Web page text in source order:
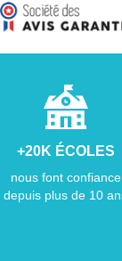
+20K ÉCOLES
nous font confiance
depuis plus de 10